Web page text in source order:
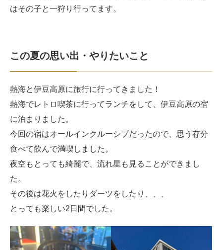
はその子と一狩り行ってます。
この夏の思い出・やりたいこと
熱海と伊豆高原に旅行に行ってきました！
熱海でレトロ喫茶に行ってランチをして、伊豆高原の宿
に泊まりました。
今回の宿はオールインクルーシブだったので、思う存分
食べて飲んで満喫しました。
夜空もとっても綺麗で、流れ星も見ることができまし
た。
その後は花火をしたりダーツをしたり、、、
とっても楽しい2日間でした。